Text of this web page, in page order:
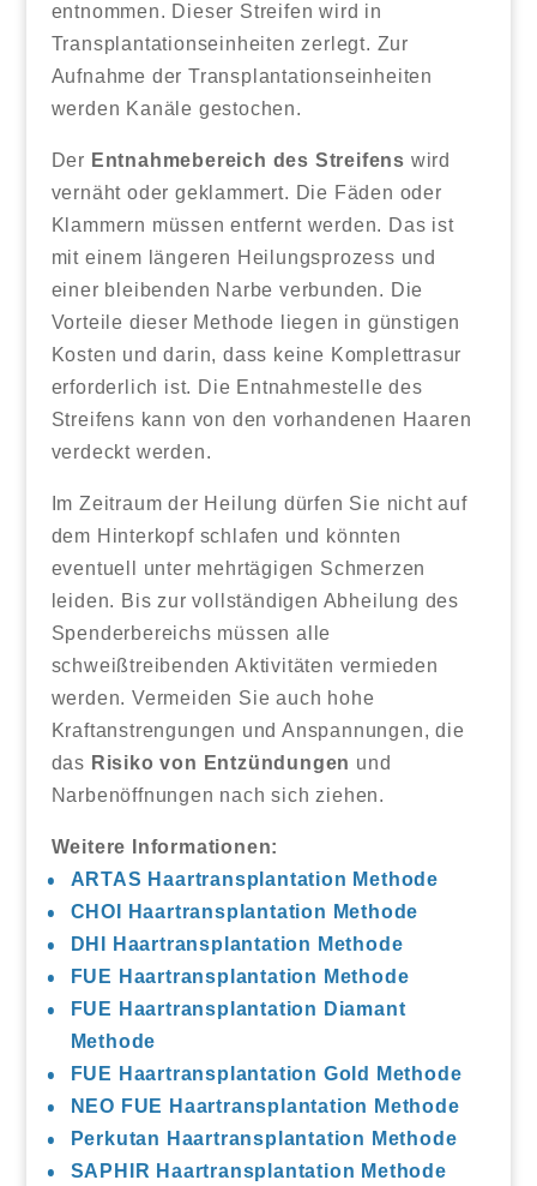
entnommen. Dieser Streifen wird in
Transplantationseinheiten zerlegt. Zur
Aufnahme der Transplantationseinheiten
werden Kanäle gestochen.
Der Entnahmebereich des Streifens wird
vernäht oder geklammert. Die Fäden oder
Klammern müssen entfernt werden. Das ist
mit einem längeren Heilungsprozess und
einer bleibenden Narbe verbunden. Die
Vorteile dieser Methode liegen in günstigen
Kosten und darin, dass keine Komplettrasur
erforderlich ist. Die Entnahmestelle des
Streifens kann von den vorhandenen Haaren
verdeckt werden.
Im Zeitraum der Heilung dürfen Sie nicht auf
dem Hinterkopf schlafen und könnten
eventuell unter mehrtägigen Schmerzen
leiden. Bis zur vollständigen Abheilung des
Spenderbereichs müssen alle
schweißtreibenden Aktivitäten vermieden
werden. Vermeiden Sie auch hohe
Kraftanstrengungen und Anspannungen, die
das Risiko von Entzündungen und
Narbenöffnungen nach sich ziehen.
Weitere Informationen:
ARTAS Haartransplantation Methode
CHOI Haartransplantation Methode
DHI Haartransplantation Methode
FUE Haartransplantation Methode
FUE Haartransplantation Diamant
Methode
FUE Haartransplantation Gold Methode
NEO FUE Haartransplantation Methode
Perkutan Haartransplantation Methode
SAPHIR Haartransplantation Methode